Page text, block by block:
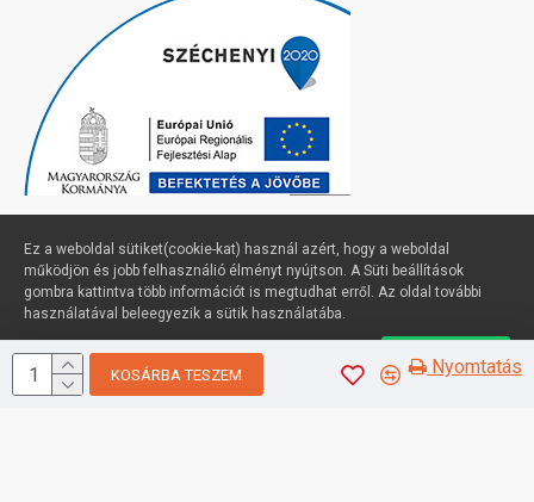
KOSÁRBA TESZEM Nyomtatás
Profimuszaki.hu - exPanda ERP
Ez a weboldal sütiket(cookie-kat) használ azért, hogy a weboldal
működjön és jobb felhasználió élményt nyújtson. A Süti beállítások
gombra kattintva több információt is megtudhat erről. Az oldal további
használatával beleegyezik a sütik használatába.
Süti beállítások Elfogadom